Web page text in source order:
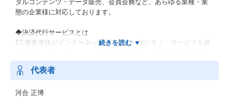
タルコンテンツ・データ販売、会員会費など、あらゆる業種・業
態の企業様に対応しております。
◆決済代行サービスとは
EC事業者様がインターネット上でスムーズにモノ・サービスを提
トで利用される様々な決済手段を1つの契約・システム・精算にま
とめて提供するサービスです。
代表者
河合 正博